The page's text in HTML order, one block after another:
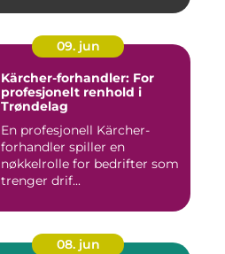
09. jun
Kärcher-forhandler: For
profesjonelt renhold i
Trøndelag
En profesjonell Kärcher-
forhandler spiller en
nøkkelrolle for bedrifter som
trenger drif...
08. jun